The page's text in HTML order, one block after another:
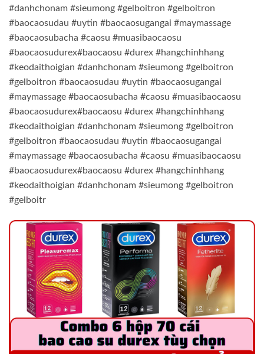
#danhchonam #sieumong #gelboitron #gelboitron
#baocaosudau #uytin #baocaosugangai #maymassage
#baocaosubacha #caosu #muasibaocaosu
#baocaosudurex#baocaosu #durex #hangchinhhang
#keodaithoigian #danhchonam #sieumong #gelboitron
#gelboitron #baocaosudau #uytin #baocaosugangai
#maymassage #baocaosubacha #caosu #muasibaocaosu
#baocaosudurex#baocaosu #durex #hangchinhhang
#keodaithoigian #danhchonam #sieumong #gelboitron
#gelboitron #baocaosudau #uytin #baocaosugangai
#maymassage #baocaosubacha #caosu #muasibaocaosu
#baocaosudurex#baocaosu #durex #hangchinhhang
#keodaithoigian #danhchonam #sieumong #gelboitron
#gelboitr